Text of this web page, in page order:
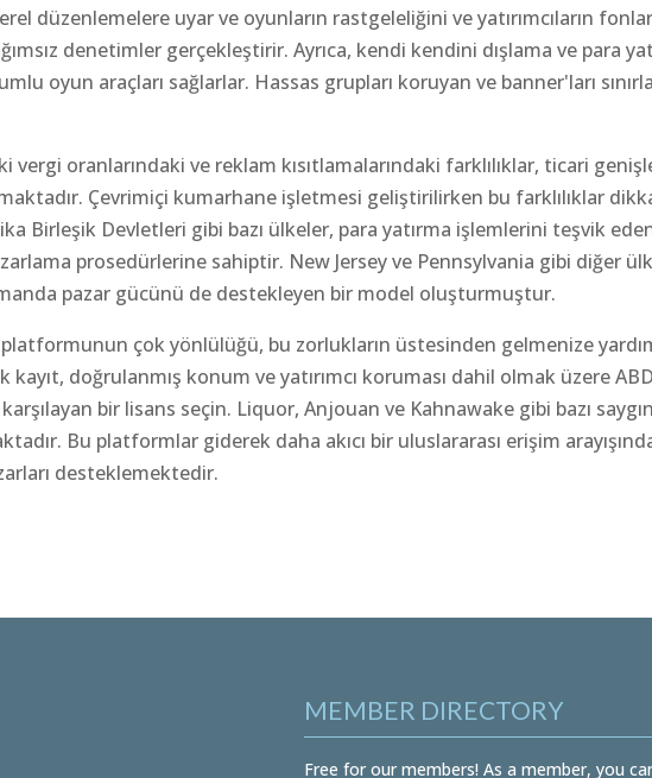
düzenlemelere uyar ve oyunların rastgeleliğini ve yatırımcıların
denetimler gerçekleştirir. Ayrıca, kendi kendini dışlama ve para
oyun araçları sağlarlar. Hassas grupları koruyan ve banner'ları
vergi oranlarındaki ve reklam kısıtlamalarındaki farklılıklar, ticari
Çevrimiçi kumarhane işletmesi geliştirilirken bu farklılıklar
Birleşik Devletleri gibi bazı ülkeler, para yatırma işlemlerini teşvik
prosedürlerine sahiptir. New Jersey ve Pennsylvania gibi diğer
pazar gücünü de destekleyen bir model oluşturmuştur.
platformunun çok yönlülüğü, bu zorlukların üstesinden gelmenize
kayıt, doğrulanmış konum ve yatırımcı koruması dahil olmak üzere
bir lisans seçin. Liquor, Anjouan ve Kahnawake gibi bazı
Bu platformlar giderek daha akıcı bir uluslararası erişim
desteklemektedir.
MEMBER DIRECTORY
Free for our members! As a member, you